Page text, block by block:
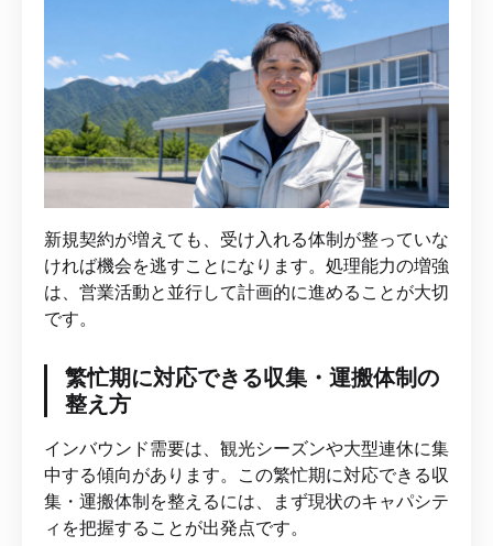
新規契約が増えても、受け入れる体制が整っていな
ければ機会を逃すことになります。処理能力の増強
は、営業活動と並行して計画的に進めることが大切
です。
繁忙期に対応できる収集・運搬体制の
整え方
インバウンド需要は、観光シーズンや大型連休に集
中する傾向があります。この繁忙期に対応できる収
集・運搬体制を整えるには、まず現状のキャパシテ
ィを把握することが出発点です。